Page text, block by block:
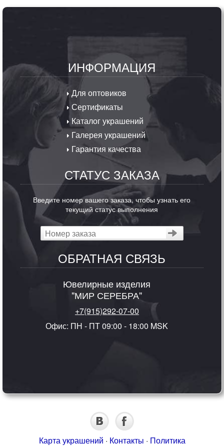
ИНФОРМАЦИЯ
Для оптовиков
Сертификаты
Каталог украшений
Галерея украшений
Гарантия качества
СТАТУС ЗАКАЗА
Введите номер вашего заказа, чтобы узнать его
текущий статус выполнения
ОБРАТНАЯ СВЯЗЬ
Ювелирные изделия
"МИР СЕРЕБРА"
+7(915)292-07-00
Офис: ПН - ПТ 09:00 - 18:00 MSK
Карта украшений · Контакты · Политика